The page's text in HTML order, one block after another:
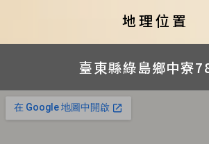
套裝行程包含機車兩
價 225 元
況而定
旅人於預定住宿日 7 ~ 9
（含）前通知者，可退
金額 50 %
旅人於預定住宿日 4 ~
（含）前通知者，可退
飲水機
交誼廳
規定之退房時間
預約時間
不限時間提供行李寄放，
管責任（請事先與旅宿約定
臺東縣綠島鄉中寮78 號
手機
+886 0911-996-602
Facebook
https://
地理位置
臺東縣綠島鄉中寮